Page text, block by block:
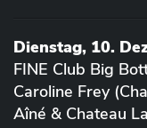
Dienstag, 10.
FINE Club Big
Caroline Frey
Aîné & Chateau